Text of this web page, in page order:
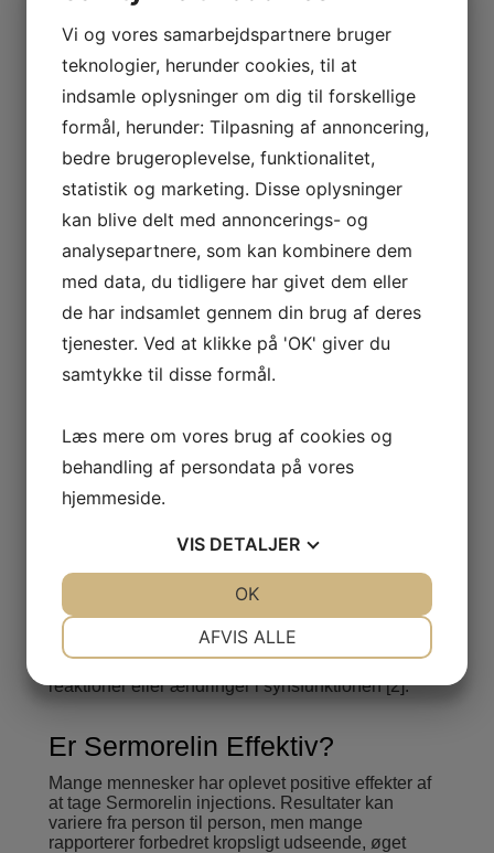
(mL)
6 3 $249.00 $199.00
9 $245.00
15 5 $275.00 –
På tabel 1 ses priserne for forskellige doseringer af
Sermorelin injections. Prisen kan variere alt efter
leverandør og land, men de ovenstående priser
repræsenterer en gennemsnitlig pris.
Er Sermorelin Legal?
under overvågning af en kvalificeret
sundhedspersonale. Det er legal når det
administreres af en licencieret læge for godkendte
indikationer [1].
Som med andre lægemidler, kan Sermorelin have
sideeffekter. De mest almindelige inkluderer
hovedpine, rødhed i ansigtet (flushing), dizziness
og maveproblemer.
Rarere men alvorlige副作用 kan være allergiske
reaktioner eller ændringer i synsfunktionen [2].
Er Sermorelin Effektiv?
Mange mennesker har oplevet positive effekter af
at tage Sermorelin injections. Resultater kan
variere fra person til person, men mange
rapporterer forbedret kropsligt udseende, øget
Vi og vores samarbejdspartnere bruger
teknologier, herunder cookies, til at
indsamle oplysninger om dig til forskellige
formål, herunder: Tilpasning af annoncering,
bedre brugeroplevelse, funktionalitet,
statistik og marketing. Disse oplysninger
kan blive delt med annoncerings- og
analysepartnere, som kan kombinere dem
med data, du tidligere har givet dem eller
de har indsamlet gennem din brug af deres
tjenester. Ved at klikke på 'OK' giver du
samtykke til disse formål.
Læs mere om vores brug af cookies og
behandling af persondata på vores
hjemmeside.
VIS DETALJER
AFVIS ALLE
OK